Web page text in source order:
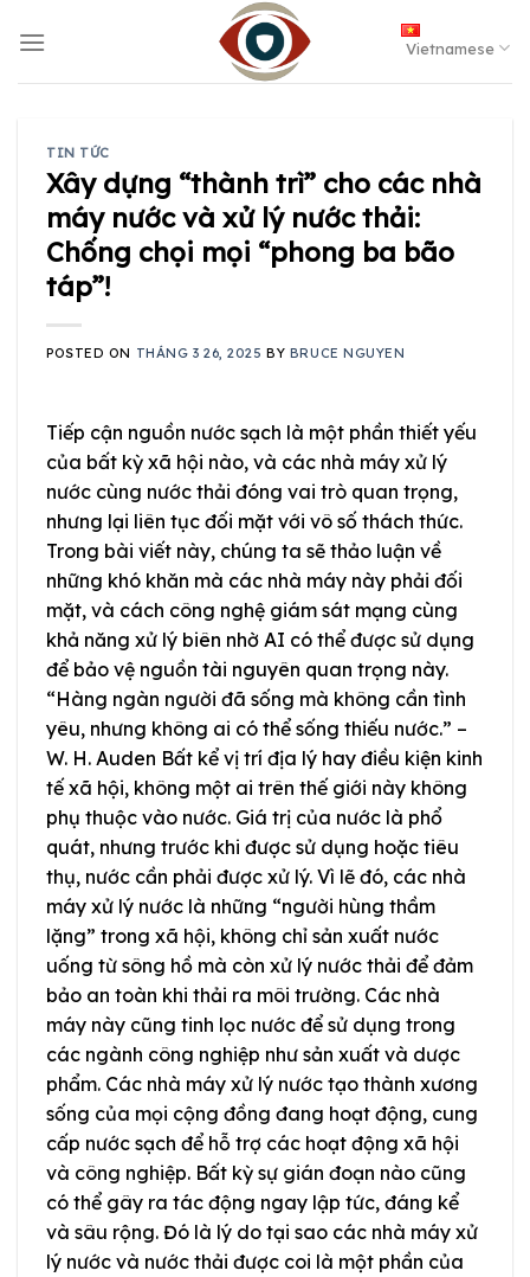
Vietnamese
TIN TỨC
Xây dựng “thành trì” cho các nhà
máy nước và xử lý nước thải:
Chống chọi mọi “phong ba bão
táp”!
POSTED ON THÁNG 3 26, 2025 BY BRUCE NGUYEN
Tiếp cận nguồn nước sạch là một phần thiết yếu
của bất kỳ xã hội nào, và các nhà máy xử lý
nước cùng nước thải đóng vai trò quan trọng,
nhưng lại liên tục đối mặt với vô số thách thức.
Trong bài viết này, chúng ta sẽ thảo luận về
những khó khăn mà các nhà máy này phải đối
mặt, và cách công nghệ giám sát mạng cùng
khả năng xử lý biên nhờ AI có thể được sử dụng
để bảo vệ nguồn tài nguyên quan trọng này.
“Hàng ngàn người đã sống mà không cần tình
yêu, nhưng không ai có thể sống thiếu nước.” –
W. H. Auden Bất kể vị trí địa lý hay điều kiện kinh
tế xã hội, không một ai trên thế giới này không
phụ thuộc vào nước. Giá trị của nước là phổ
quát, nhưng trước khi được sử dụng hoặc tiêu
thụ, nước cần phải được xử lý. Vì lẽ đó, các nhà
máy xử lý nước là những “người hùng thầm
lặng” trong xã hội, không chỉ sản xuất nước
uống từ sông hồ mà còn xử lý nước thải để đảm
bảo an toàn khi thải ra môi trường. Các nhà
máy này cũng tinh lọc nước để sử dụng trong
các ngành công nghiệp như sản xuất và dược
phẩm. Các nhà máy xử lý nước tạo thành xương
sống của mọi cộng đồng đang hoạt động, cung
cấp nước sạch để hỗ trợ các hoạt động xã hội
và công nghiệp. Bất kỳ sự gián đoạn nào cũng
có thể gây ra tác động ngay lập tức, đáng kể
và sâu rộng. Đó là lý do tại sao các nhà máy xử
lý nước và nước thải được coi là một phần của